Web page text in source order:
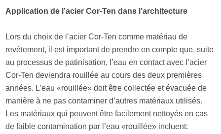
Application de l’acier Cor-Ten dans l’architecture
Lors du choix de l’acier Cor-Ten comme matériau de
revêtement, il est important de prendre en compte que, suite
au processus de patinisation, l’eau en contact avec l’acier
Cor-Ten deviendra rouillée au cours des deux premières
années. L’eau «rouillée» doit être collectée et évacuée de
manière à ne pas contaminer d’autres matériaux utilisés.
Les matériaux qui peuvent être facilement nettoyés en cas
de faible contamination par l’eau «rouillée» incluent: